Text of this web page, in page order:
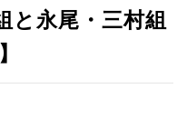
と永尾・三村組